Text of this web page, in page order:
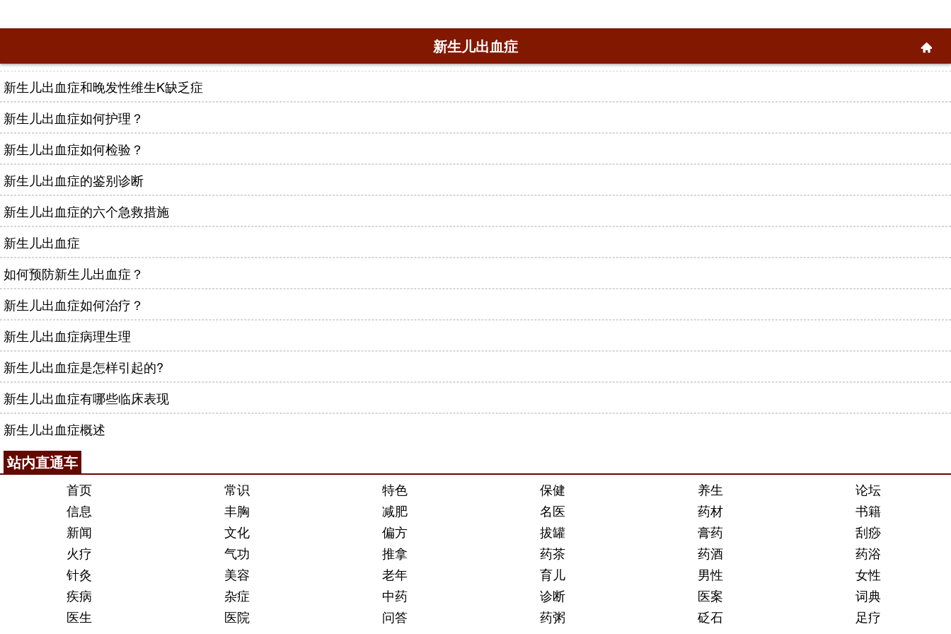
新生儿出血症
新生儿出血症和晚发性维生K缺乏症
新生儿出血症如何护理？
新生儿出血症如何检验？
新生儿出血症的鉴别诊断
新生儿出血症的六个急救措施
新生儿出血症
如何预防新生儿出血症？
新生儿出血症如何治疗？
新生儿出血症病理生理
新生儿出血症是怎样引起的?
新生儿出血症有哪些临床表现
新生儿出血症概述
站内直通车
首页 常识 特色 保健 养生
论坛
信息
丰胸 减肥 名医 药材
书籍
新闻
文化 偏方 拔罐 膏药
刮痧
火疗
气功 推拿 药茶 药酒
药浴
针灸
美容 老年 育儿 男性
女性
疾病
杂症 中药 诊断 医案
词典
医生
医院 问答 药粥 砭石 足疗